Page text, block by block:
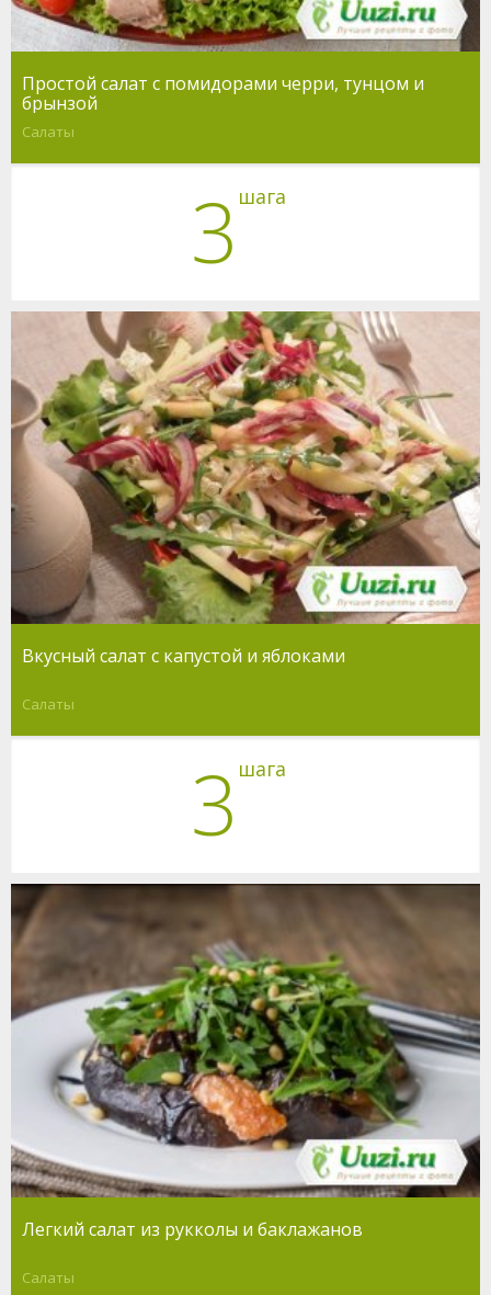
Простой салат с помидорами черри, тунцом и
брынзой
Салаты
3 шага
Вкусный салат с капустой и яблоками
Салаты
3 шага
Легкий салат из рукколы и баклажанов
Салаты